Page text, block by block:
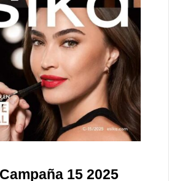
15 2025